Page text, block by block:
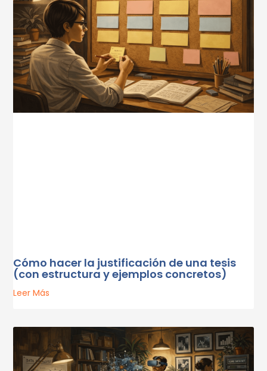
Cómo hacer la justificación de una tesis
(con estructura y ejemplos concretos)
Leer Más